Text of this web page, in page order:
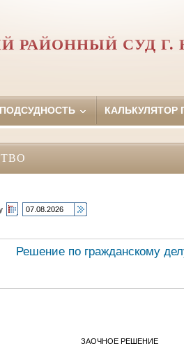
РАЙОННЫЙ СУД Г.
Решение по гражданскому
ЗАОЧНОЕ РЕШЕНИЕ